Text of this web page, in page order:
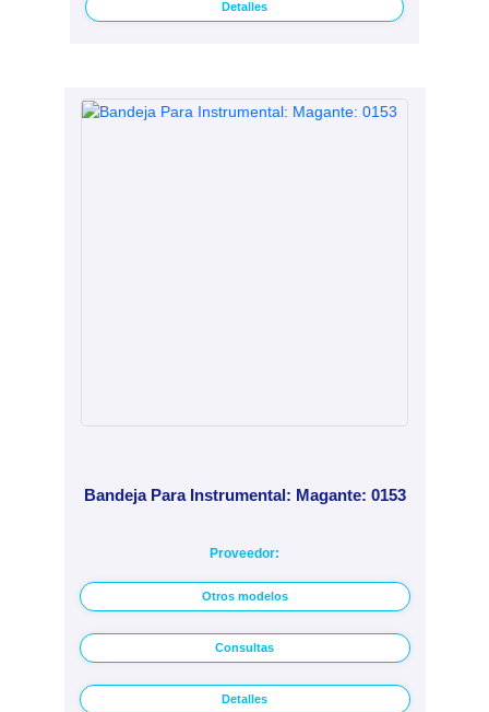
Detalles
Bandeja Para Instrumental: Magante: 0153
Proveedor:
Otros modelos
Consultas
Detalles